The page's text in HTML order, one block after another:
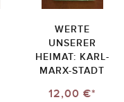
WERTE
UNSERER
HEIMAT: KARL-
MARX-STADT
12,00 €*